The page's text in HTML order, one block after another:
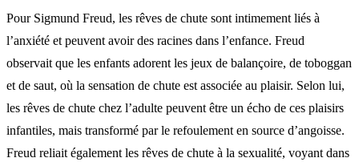
Pour Sigmund Freud, les rêves de chute sont intimement liés à
l’anxiété et peuvent avoir des racines dans l’enfance. Freud
observait que les enfants adorent les jeux de balançoire, de toboggan
et de saut, où la sensation de chute est associée au plaisir. Selon lui,
les rêves de chute chez l’adulte peuvent être un écho de ces plaisirs
infantiles, mais transformé par le refoulement en source d’angoisse.
Freud reliait également les rêves de chute à la sexualité, voyant dans